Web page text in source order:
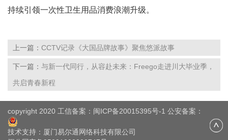
持续引领一次性卫生用品消费浪潮升级。
上一篇： CCTV记录《大国品牌故事》聚焦悠派故事
下一篇： 与新一代同行，从容赴未来：Freego走进川大毕业季，
共启青春新程
copyright 2020 工信备案： 闽ICP备20015395号-1 公安备案：
技术支持： 厦门易尔通网络科技有限公司